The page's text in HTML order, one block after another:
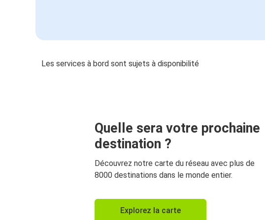
Les services à bord sont sujets à disponibilité
Quelle sera votre prochaine
destination ?
Découvrez notre carte du réseau avec plus de
8000 destinations dans le monde entier.
Explorez la carte